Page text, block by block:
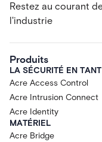
Restez au courant
l'industrie
Produits
LA SÉCURITÉ EN
Acre Access Control
Acre Intrusion Connect
Acre Identity
MATÉRIEL
Acre Bridge